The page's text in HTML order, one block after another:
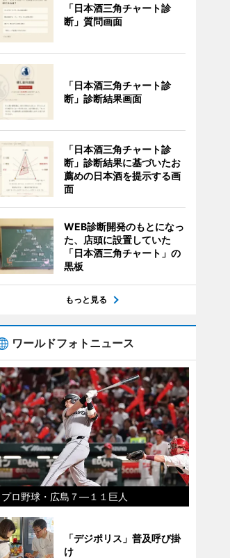
「日本酒三角チャート診
断」質問画面
「日本酒三角チャート診
断」診断結果画面
「日本酒三角チャート診
断」診断結果に基づいたお
薦めの日本酒を提示する画
面
WEB診断開発のもとになっ
た、店頭に設置していた
「日本酒三角チャート」の
黒板
もっと見る
ワールドフォトニュース
プロ野球・広島７―１１巨人
「デジポリス」普及呼び掛
け